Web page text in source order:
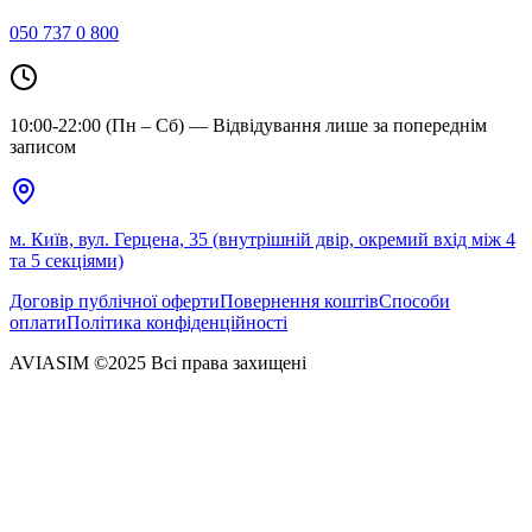
050 737 0 800
10:00-22:00 (Пн – Сб) — Відвідування лише за попереднім
записом
м. Київ, вул. Герцена, 35 (внутрішній двір, окремий вхід між 4
та 5 секціями)
Договір публічної офертиПовернення коштівСпособи
оплатиПолітика конфіденційності
AVIASIM ©2025 Всі права захищені